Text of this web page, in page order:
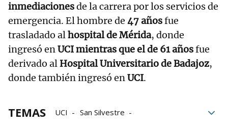
inmediacionesde la carrera por los servicios de
emergencia. El hombre de 47 añosfue
trasladado alhospital de Mérida, donde
ingresó enUCI mientras que el de 61 añosfue
derivado al Hospital Universitario de Badajoz,
donde también ingresó enUCI.
TEMAS UCI
San Silvestre